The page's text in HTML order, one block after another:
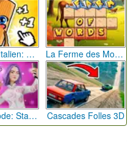
Bébé Clic Italien: La Folie des Petits Bambins La Ferme des Mots - Cultivez votre Vocabulaire
Défi de Mode: Star du Podium Cascades Folles 3D